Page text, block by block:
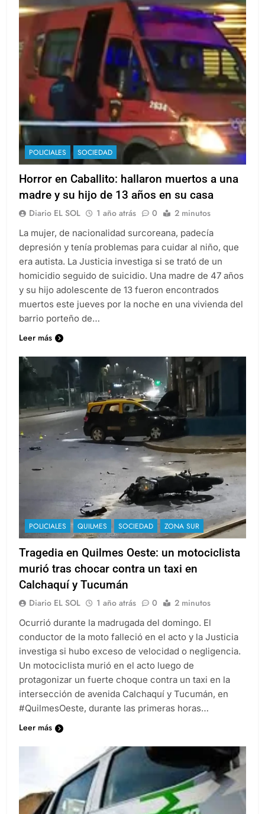
POLICIALES SOCIEDAD
Horror en Caballito: hallaron muertos a una
madre y su hijo de 13 años en su casa
Diario EL SOL 1 año atrás 0 2 minutos
La mujer, de nacionalidad surcoreana, padecía
depresión y tenía problemas para cuidar al niño, que
era autista. La Justicia investiga si se trató de un
homicidio seguido de suicidio. Una madre de 47 años
y su hijo adolescente de 13 fueron encontrados
muertos este jueves por la noche en una vivienda del
barrio porteño de…
Leer más
POLICIALES QUILMES SOCIEDAD ZONA SUR
Tragedia en Quilmes Oeste: un motociclista
murió tras chocar contra un taxi en
Calchaquí y Tucumán
Diario EL SOL 1 año atrás 0 2 minutos
Ocurrió durante la madrugada del domingo. El
conductor de la moto falleció en el acto y la Justicia
investiga si hubo exceso de velocidad o negligencia.
Un motociclista murió en el acto luego de
protagonizar un fuerte choque contra un taxi en la
intersección de avenida Calchaquí y Tucumán, en
#QuilmesOeste, durante las primeras horas…
Leer más